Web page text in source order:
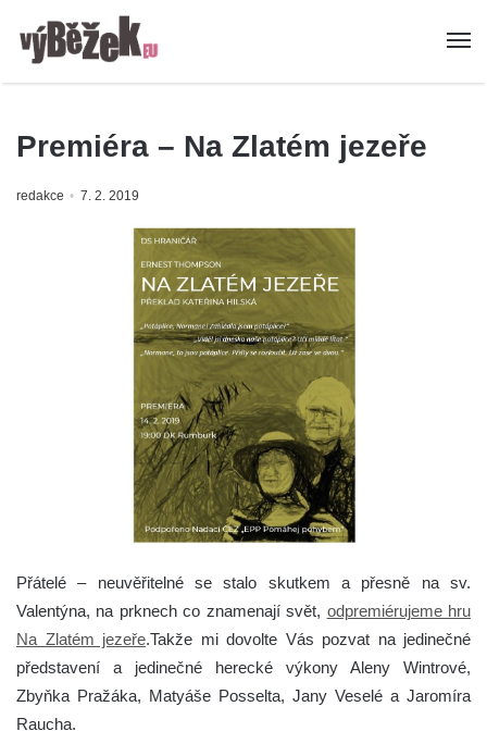
Premiéra – Na Zlatém jezeře
redakce 7. 2. 2019
Přátelé – neuvěřitelné se stalo skutkem a přesně na sv.
Valentýna, na prknech co znamenají svět, odpremiérujeme hru
Na Zlatém jezeře.Takže mi dovolte Vás pozvat na jedinečné
představení a jedinečné herecké výkony Aleny Wintrové,
Zbyňka Pražáka, Matyáše Posselta, Jany Veselé a Jaromíra
Raucha.